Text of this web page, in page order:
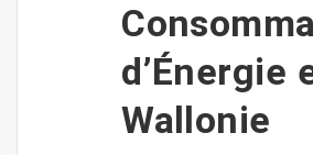
d’Énergie
Wallonie